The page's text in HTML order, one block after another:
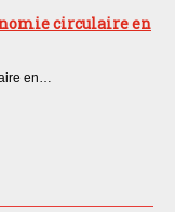
circulaire en
en…